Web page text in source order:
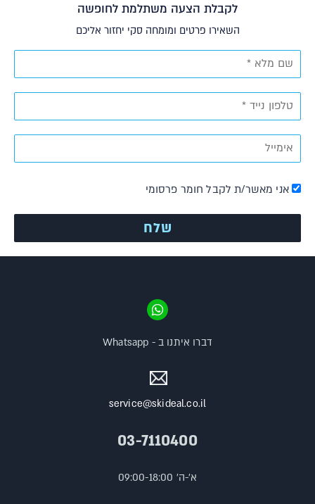
לקבלת הצעה משתלמת לחופשה
השאירו פרטים ומומחה סקי יחזור אליכם
אני מאשר/ת לקבל חומר פרסומי
service@skideal.co.il
03-7110400
א'-ה' 09:00-18:00
דברו איתנו ב - Whatsapp